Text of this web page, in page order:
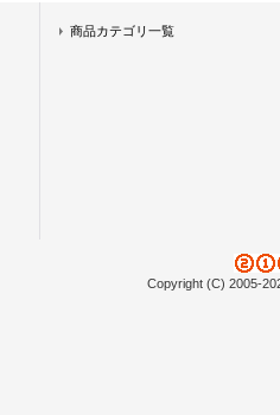
商品カテゴリ一覧
Copyright (C) 2005-